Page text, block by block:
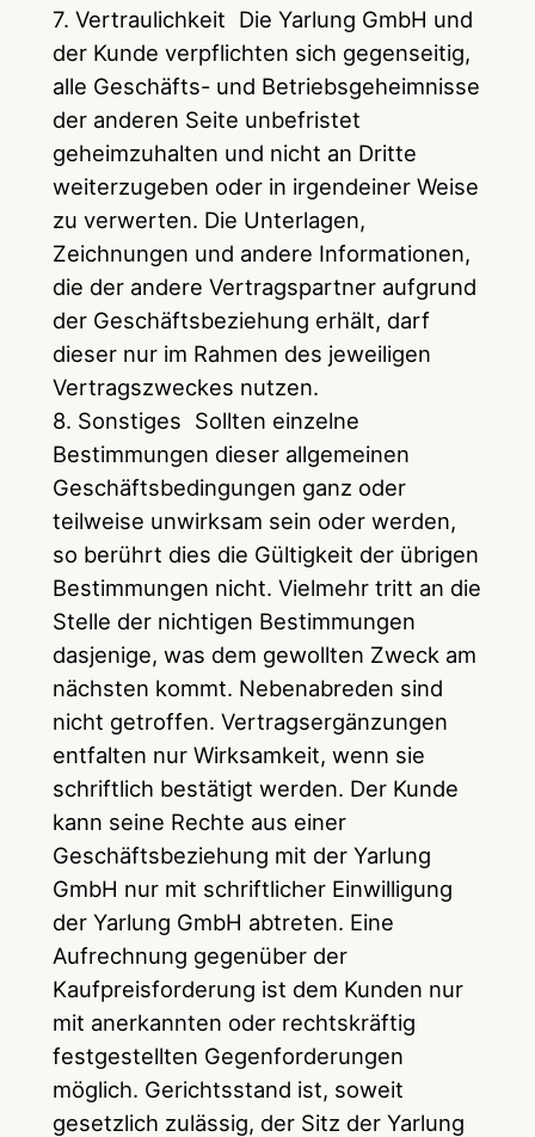
7. Vertraulichkeit Die Yarlung GmbH und
der Kunde verpflichten sich gegenseitig,
alle Geschäfts- und Betriebsgeheimnisse
der anderen Seite unbefristet
geheimzuhalten und nicht an Dritte
weiterzugeben oder in irgendeiner Weise
zu verwerten. Die Unterlagen,
Zeichnungen und andere Informationen,
die der andere Vertragspartner aufgrund
der Geschäftsbeziehung erhält, darf
dieser nur im Rahmen des jeweiligen
Vertragszweckes nutzen.
8. Sonstiges Sollten einzelne
Bestimmungen dieser allgemeinen
Geschäftsbedingungen ganz oder
teilweise unwirksam sein oder werden,
so berührt dies die Gültigkeit der übrigen
Bestimmungen nicht. Vielmehr tritt an die
Stelle der nichtigen Bestimmungen
dasjenige, was dem gewollten Zweck am
nächsten kommt. Nebenabreden sind
nicht getroffen. Vertragsergänzungen
entfalten nur Wirksamkeit, wenn sie
schriftlich bestätigt werden. Der Kunde
kann seine Rechte aus einer
Geschäftsbeziehung mit der Yarlung
GmbH nur mit schriftlicher Einwilligung
der Yarlung GmbH abtreten. Eine
Aufrechnung gegenüber der
Kaufpreisforderung ist dem Kunden nur
mit anerkannten oder rechtskräftig
festgestellten Gegenforderungen
möglich. Gerichtsstand ist, soweit
gesetzlich zulässig, der Sitz der Yarlung